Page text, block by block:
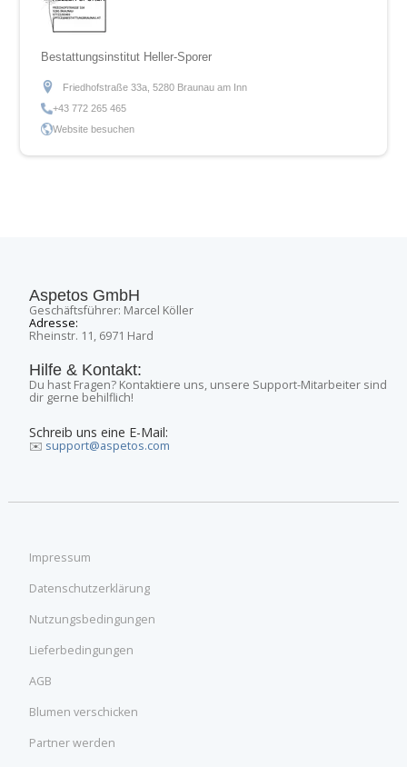
Bestattungsinstitut Heller-Sporer
Friedhofstraße 33a, 5280 Braunau am Inn
+43 772 265 465
Website besuchen
Aspetos GmbH
Geschäftsführer: Marcel Köller
Adresse:
Rheinstr. 11, 6971 Hard
Hilfe & Kontakt:
Du hast Fragen? Kontaktiere uns, unsere Support-Mitarbeiter sind
dir gerne behilflich!
Schreib uns eine E-Mail:
✉️ support@aspetos.com
Impressum
Datenschutzerklärung
Nutzungsbedingungen
Lieferbedingungen
AGB
Blumen verschicken
Partner werden